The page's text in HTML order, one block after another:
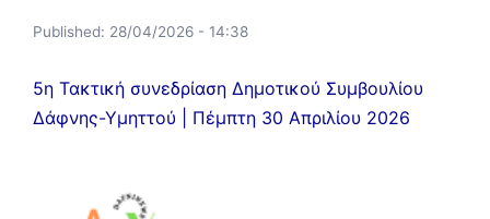
Published: 28/04/2026 - 14:38
5η Τακτική συνεδρίαση Δημοτικού Συμβουλίου
Δάφνης-Υμηττού | Πέμπτη 30 Απριλίου 2026